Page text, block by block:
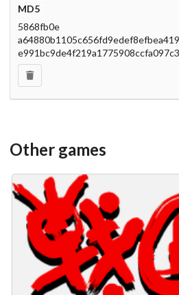
MD5
5868fb0e
Other games